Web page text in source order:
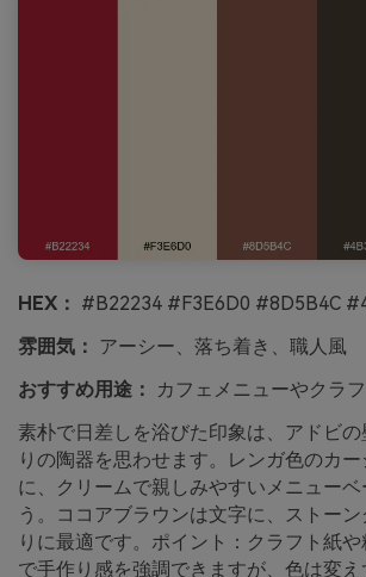
HEX： #B22234 #F3E6D0 #8D5B4C
雰囲気： アーシー、落ち着き、職人風
おすすめ用途：
カフェメニューやクラ
素朴で日差しを浴びた印象は、アドビ
りの陶器を思わせます。レンガ色のカ
に、クリームで親しみやすいメニューベ
う。ココアブラウンは文字に、ストー
りに最適です。ポイント：クラフト紙
で手作り感を強調できますが、色は変